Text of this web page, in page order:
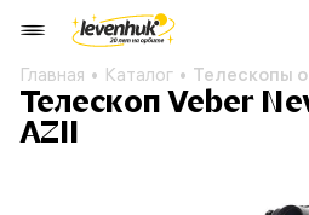
Главная Каталог Телескопы
Телескоп Veber
AZII